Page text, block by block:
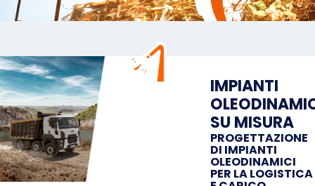
IMPIANTI
SU MISURA
PROGETTAZIONE
DI IMPIANTI
OLEODINAMICI
PER LA LOGISTICA